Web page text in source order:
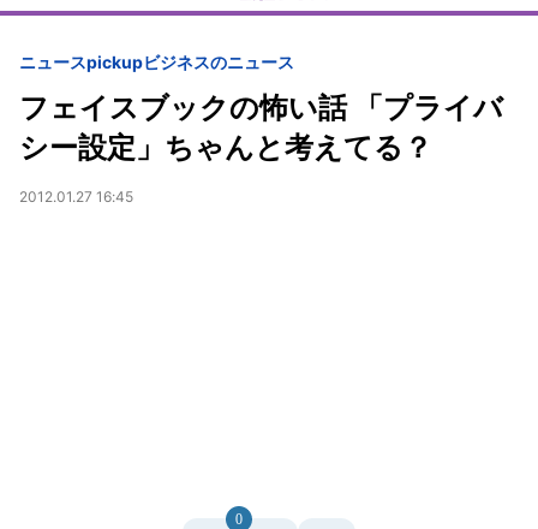
ニュースpickupビジネスのニュース
フェイスブックの怖い話 「プライバ
シー設定」ちゃんと考えてる？
2012.01.27 16:45
0